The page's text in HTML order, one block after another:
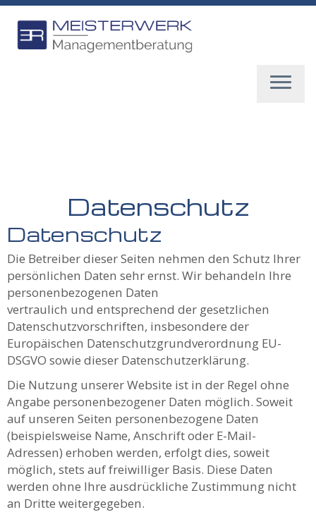
Datenschutz
Datenschutz
Die Betreiber dieser Seiten nehmen den Schutz Ihrer
persönlichen Daten sehr ernst. Wir behandeln Ihre
personenbezogenen Daten
vertraulich und entsprechend der gesetzlichen
Datenschutzvorschriften, insbesondere der
Europäischen Datenschutzgrundverordnung EU-
DSGVO sowie dieser Datenschutzerklärung.
Die Nutzung unserer Website ist in der Regel ohne
Angabe personenbezogener Daten möglich. Soweit
auf unseren Seiten personenbezogene Daten
(beispielsweise Name, Anschrift oder E-Mail-
Adressen) erhoben werden, erfolgt dies, soweit
möglich, stets auf freiwilliger Basis. Diese Daten
werden ohne Ihre ausdrückliche Zustimmung nicht
an Dritte weitergegeben.